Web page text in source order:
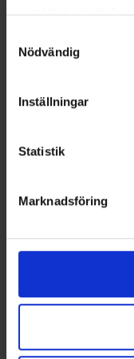
samlat in när du har
Nödvändig
Inställningar
Statistik
Marknadsföring
Mieko Predator Spinner
Frost